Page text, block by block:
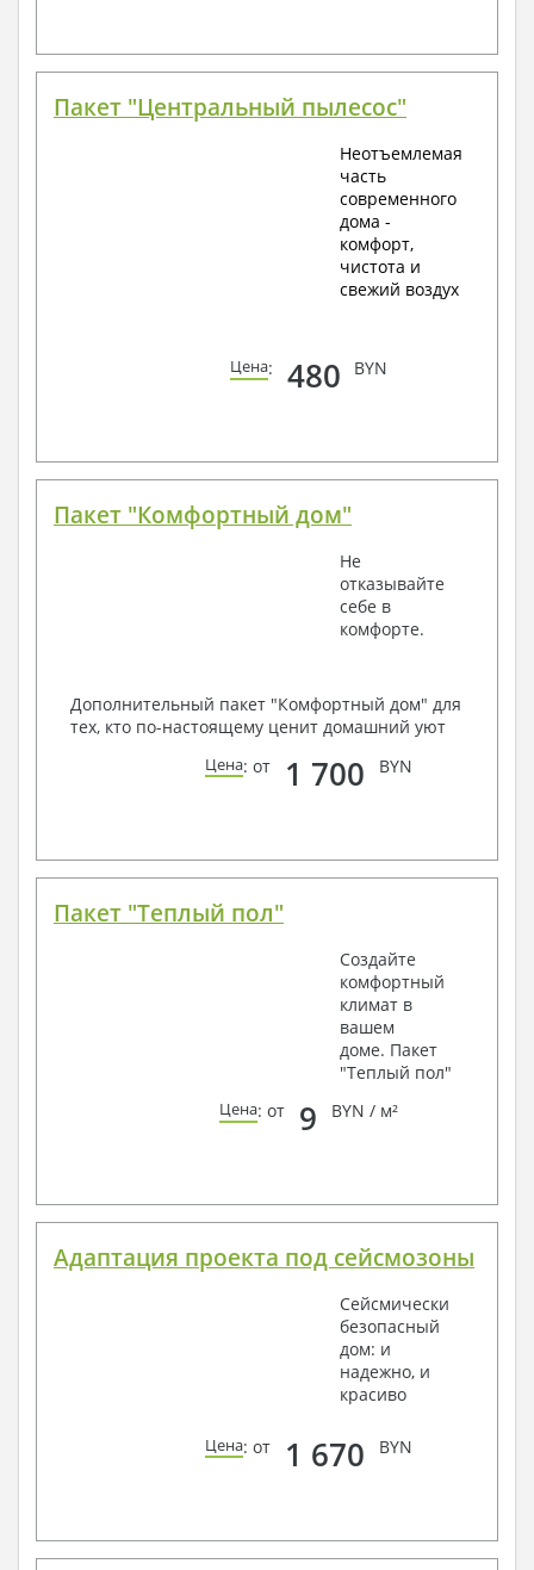
Пакет "Центральный пылесос"
Неотъемлемая
часть
современного
дома -
комфорт,
чистота и
свежий воздух
Цена: 480 BYN
Пакет "Комфортный дом"
Не
отказывайте
себе в
комфорте.
Дополнительный пакет "Комфортный дом" для
тех, кто по-настоящему ценит домашний уют
Цена: от 1 700 BYN
Пакет "Теплый пол"
Создайте
комфортный
климат в
вашем
доме. Пакет
"Теплый пол"
Цена: от 9 BYN / м²
Адаптация проекта под сейсмозоны
Сейсмически
безопасный
дом: и
надежно, и
красиво
Цена: от 1 670 BYN